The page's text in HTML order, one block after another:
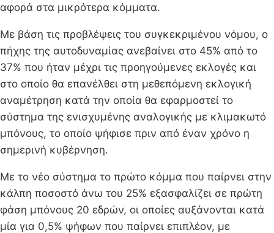
αφορά στα μικρότερα κόμματα.
Με βάση τις προβλέψεις του συγκεκριμένου νόμου, ο
πήχης της αυτοδυναμίας ανεβαίνει στο 45% από το
37% που ήταν μέχρι τις προηγούμενες εκλογές και
στο οποίο θα επανέλθει στη μεθεπόμενη εκλογική
αναμέτρηση κατά την οποία θα εφαρμοστεί το
σύστημα της ενισχυμένης αναλογικής με κλιμακωτό
μπόνους, το οποίο ψήφισε πριν από έναν χρόνο η
σημερινή κυβέρνηση.
Με το νέο σύστημα το πρώτο κόμμα που παίρνει στην
κάλπη ποσοστό άνω του 25% εξασφαλίζει σε πρώτη
φάση μπόνους 20 εδρών, οι οποίες αυξάνονται κατά
μία για 0,5% ψήφων που παίρνει επιπλέον, με